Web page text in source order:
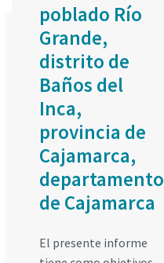
poblado Río
Grande,
distrito de
Baños del
Inca,
provincia de
Cajamarca,
departamento
de Cajamarca
El presente informe